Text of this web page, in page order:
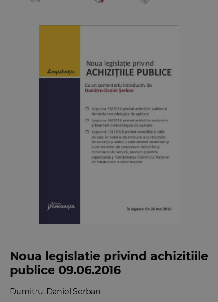
Noua legislatie privind achizitiile
publice 09.06.2016
Dumitru-Daniel Serban